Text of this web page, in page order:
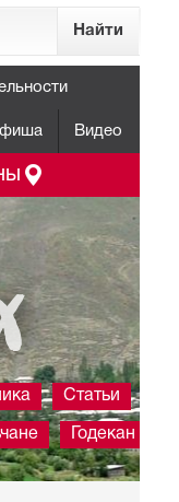
Видео
Статьи
Годекан